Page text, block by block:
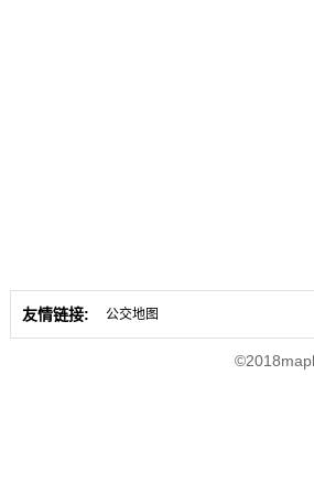
友情链接: 公交地图